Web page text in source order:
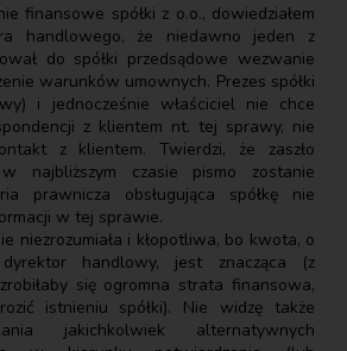
finansowe spółki z o.o., dowiedziałem
handlowego, że niedawno jeden z
do spółki przedsądowe wezwanie
warunków umownych. Prezes spółki
i jednocześnie właściciel nie chce
z klientem nt. tej sprawy, nie
z klientem. Twierdzi, że zaszło
najbliższym czasie pismo zostanie
prawnicza obsługująca spółkę nie
w tej sprawie.
niezrozumiała i kłopotliwa, bo kwota, o
handlowy, jest znacząca (z
się ogromna strata finansowa,
istnieniu spółki). Nie widzę także
jakichkolwiek alternatywnych